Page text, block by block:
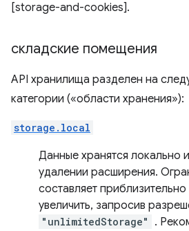
[storage-and-cookies].
складские помещения
API хранилища разделен на
категории («области хранения»):
storage.local
Данные хранятся локально
удалении расширения.
составляет
увеличить, запросив
"unlimitedStorage"
.